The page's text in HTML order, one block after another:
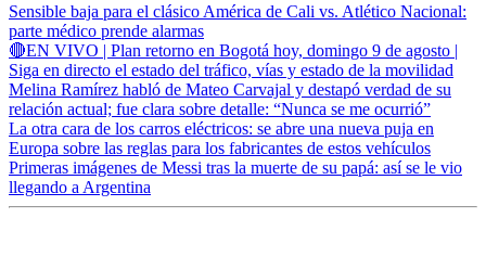
Sensible baja para el clásico América de Cali vs. Atlético Nacional:
parte médico prende alarmas
🔴EN VIVO | Plan retorno en Bogotá hoy, domingo 9 de agosto |
Siga en directo el estado del tráfico, vías y estado de la movilidad
Melina Ramírez habló de Mateo Carvajal y destapó verdad de su
relación actual; fue clara sobre detalle: “Nunca se me ocurrió”
La otra cara de los carros eléctricos: se abre una nueva puja en
Europa sobre las reglas para los fabricantes de estos vehículos
Primeras imágenes de Messi tras la muerte de su papá: así se le vio
llegando a Argentina